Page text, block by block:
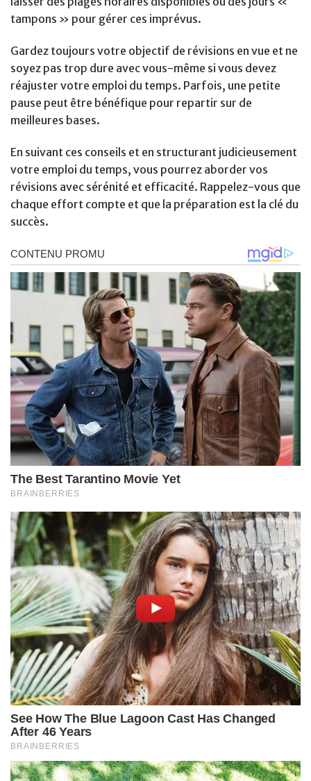
tampons » pour gérer ces imprévus.
Gardez toujours votre objectif de révisions en vue et ne
soyez pas trop dure avec vous-même si vous devez
réajuster votre emploi du temps. Parfois, une petite
pause peut être bénéfique pour repartir sur de
meilleures bases.
En suivant ces conseils et en structurant judicieusement
votre emploi du temps, vous pourrez aborder vos
révisions avec sérénité et efficacité. Rappelez-vous que
chaque effort compte et que la préparation est la clé du
succès.